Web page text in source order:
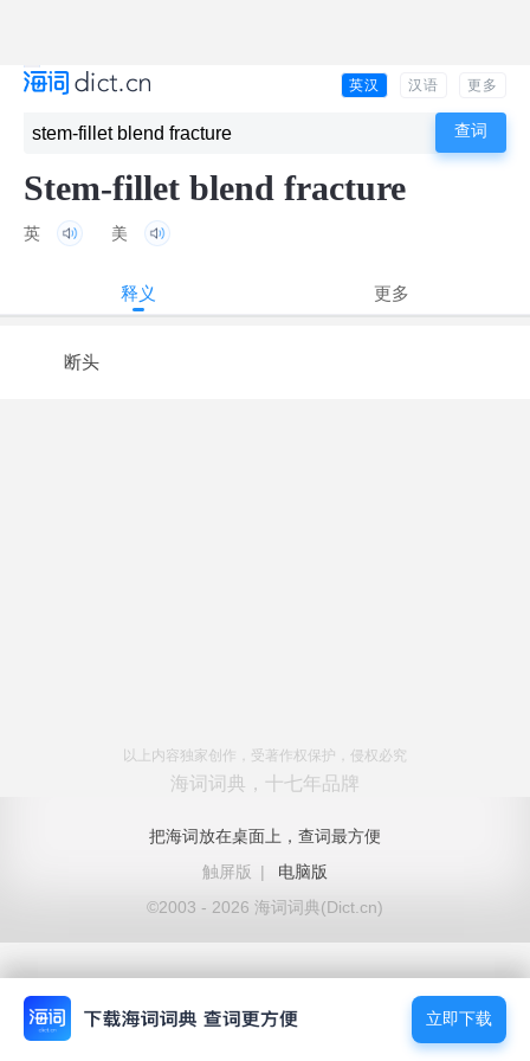
英汉 汉语 更多
Stem-fillet blend fracture
英 美
释义 更多
断头
以上内容独家创作，受著作权保护，侵权必究
海词词典，十七年品牌
把海词放在桌面上，查词最方便
触屏版
|
电脑版
©2003 - 2026 海词词典(Dict.cn)
立即下载
立即下载